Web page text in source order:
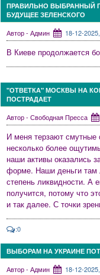
ПРАВИЛЬНО ВЫБРАННЫЙ
БУДУЩЕЕ ЗЕЛЕНСКОГО
Автор - Админ 18-12-
В Киеве продолжается
"ОТВЕТКА" МОСКВЫ НА
ПОСТРАДАЕТ
Автор - Свободная Пресса
И меня терзают смутные
несколько более
наши активы оказались
форме. Наши деньги там
степень ликвидности. А
получится, потому что
и так далее. С точки
:0
ВЫБОРАМ НА УКРАИНЕ
Автор - Админ 18-12-